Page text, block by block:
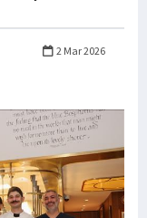
2 Mar 2026